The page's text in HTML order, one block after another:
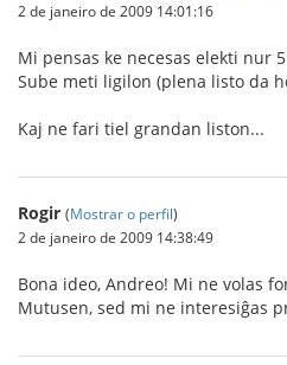
2 de janeiro de 2009 14:01:16
Mi pensas ke necesas elekti nur
Sube meti ligilon (plena listo da
Kaj ne fari tiel grandan liston...
Rogir (Mostrar o perfil)
2 de janeiro de 2009 14:38:49
Bona ideo, Andreo! Mi ne volas
Mutusen, sed mi ne interesiĝas